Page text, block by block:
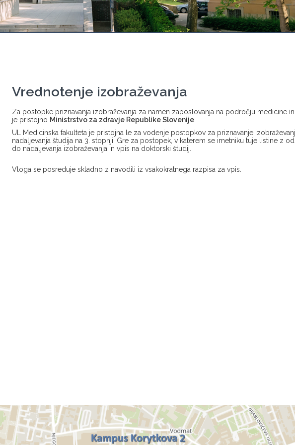
Vrednotenje izobraževanja
Za postopke priznavanja izobraževanja za namen zaposlovanja na področju medicine
je pristojno Ministrstvo za zdravje Republike Slovenije
UL Medicinska fakulteta je pristojna le za vodenje postopkov za priznavanje
nadaljevanja študija na 3. stopnji. Gre za postopek, v katerem se imetniku tuje listine z
do nadaljevanja izobraževanja in vpis na doktorski študij.
Vloga se posreduje skladno z navodili iz vsakokratnega razpisa za vpis.